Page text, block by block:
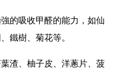
的吸收甲醛的能力，如仙
鐵樹、菊花等。
渣、柚子皮、洋蔥片、菠